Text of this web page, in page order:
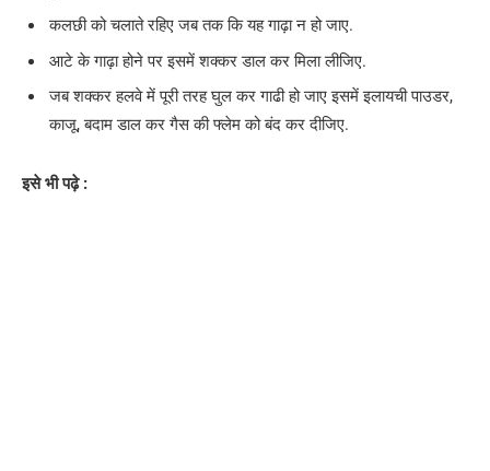
कलछी को चलाते रहिए जब तक कि यह गाढ़ा न हो जाए.
आटे के गाढ़ा होने पर इसमें शक्कर डाल कर मिला लीजिए.
जब शक्कर हलवे में पूरी तरह घुल कर गाढी हो जाए इसमें इलायची पाउडर,
काजू, बदाम डाल कर गैस की फ्लेम को बंद कर दीजिए.
इसे भी पढ़े :